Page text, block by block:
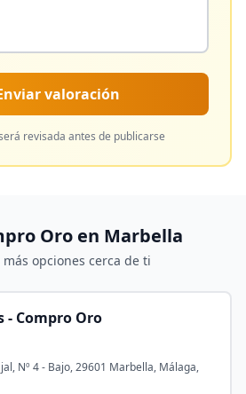
valoración
revisada antes de publicarse
Oro en Marbella
más opciones cerca de ti
- Compro Oro
Nº 4 - Bajo, 29601 Marbella, Málaga,